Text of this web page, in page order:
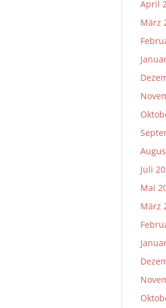
April
März
Juli
Mai
März